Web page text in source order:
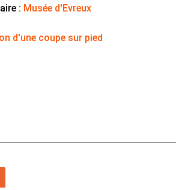
: Musée d'Evreux
d'une coupe sur pied